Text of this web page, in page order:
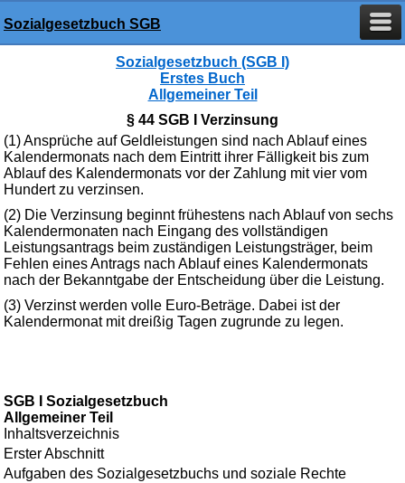
Sozialgesetzbuch SGB
Sozialgesetzbuch (SGB I)
Erstes Buch
Allgemeiner Teil
§ 44 SGB I Verzinsung
(1) Ansprüche auf Geldleistungen sind nach Ablauf eines
Kalendermonats nach dem Eintritt ihrer Fälligkeit bis zum
Ablauf des Kalendermonats vor der Zahlung mit vier vom
Hundert zu verzinsen.
(2) Die Verzinsung beginnt frühestens nach Ablauf von sechs
Kalendermonaten nach Eingang des vollständigen
Leistungsantrags beim zuständigen Leistungsträger, beim
Fehlen eines Antrags nach Ablauf eines Kalendermonats
nach der Bekanntgabe der Entscheidung über die Leistung.
(3) Verzinst werden volle Euro-Beträge. Dabei ist der
Kalendermonat mit dreißig Tagen zugrunde zu legen.
SGB I Sozialgesetzbuch
Allgemeiner Teil
Inhaltsverzeichnis
Erster Abschnitt
Aufgaben des Sozialgesetzbuchs und soziale Rechte